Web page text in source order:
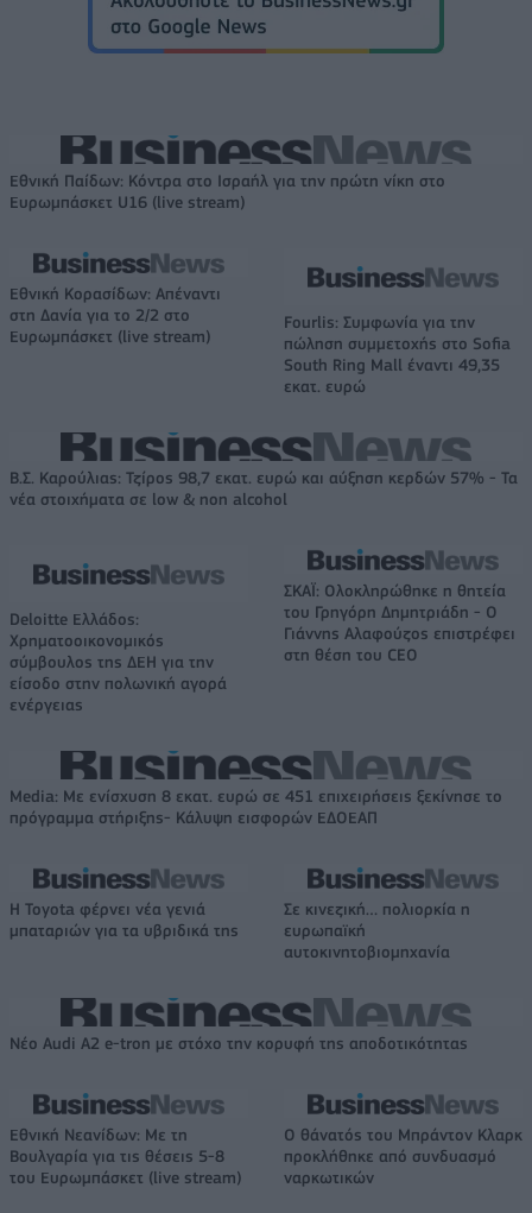
Εθνική Παίδων: Κόντρα στο Ισραήλ για την πρώτη νίκη στο
Ευρωμπάσκετ U16 (live stream)
Εθνική Κορασίδων: Απέναντι
στη Δανία για το 2/2 στο
Ευρωμπάσκετ (live stream)
Fourlis: Συμφωνία για την
πώληση συμμετοχής στο Sofia
South Ring Mall έναντι 49,35
εκατ. ευρώ
Β.Σ. Καρούλιας: Τζίρος 98,7 εκατ. ευρώ και αύξηση κερδών 57% - Τα
νέα στοιχήματα σε low & non alcohol
Deloitte Ελλάδος:
Χρηματοοικονομικός
σύμβουλος της ΔΕΗ για την
είσοδο στην πολωνική αγορά
ενέργειας
ΣΚΑΪ: Ολοκληρώθηκε η θητεία
του Γρηγόρη Δημητριάδη - Ο
Γιάννης Αλαφούζος επιστρέφει
στη θέση του CEO
Media: Με ενίσχυση 8 εκατ. ευρώ σε 451 επιχειρήσεις ξεκίνησε το
πρόγραμμα στήριξης- Κάλυψη εισφορών ΕΔΟΕΑΠ
Η Toyota φέρνει νέα γενιά
μπαταριών για τα υβριδικά της
Σε κινεζική… πολιορκία η
ευρωπαϊκή
αυτοκινητοβιομηχανία
Νέο Audi A2 e-tron με στόχο την κορυφή της αποδοτικότητας
Εθνική Νεανίδων: Με τη
Βουλγαρία για τις θέσεις 5-8
του Ευρωμπάσκετ (live stream)
O θάνατός του Μπράντον Κλαρκ
προκλήθηκε από συνδυασμό
ναρκωτικών